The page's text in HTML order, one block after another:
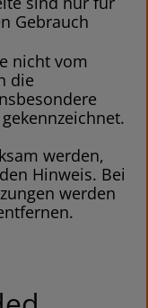
Gebrauch
nicht vom
die
werden,
Hinweis. Bei
werden